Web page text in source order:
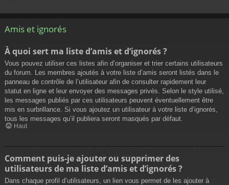
Amis et ignorés
À quoi sert ma liste d’amis et d’ignorés ?
Vous pouvez utiliser ces listes afin d’organiser et trier certains utilisateurs
du forum. Les membres ajoutés à votre liste d’amis seront listés dans le
panneau de contrôle de l’utilisateur afin de consulter rapidement leur
statut en ligne et leur envoyer des messages privés. Selon le style utilisé,
les messages publiés par ces utilisateurs peuvent éventuellement être
mis en surbrillance. Si vous ajoutez un utilisateur à votre liste d’ignorés,
tous les messages qu’il publiera seront masqués par défaut.
Haut
Comment puis-je ajouter ou supprimer des
utilisateurs de ma liste d’amis et d’ignorés ?
Dans chaque profil d’utilisateurs, un lien vous permet de les ajouter à